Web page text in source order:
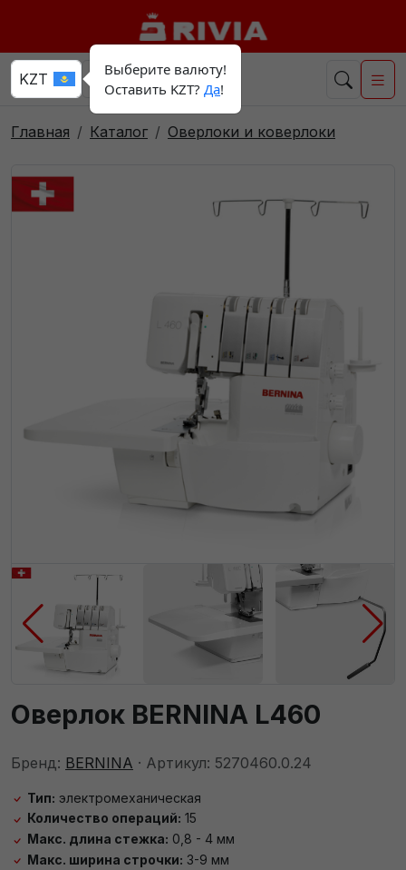
Главная Каталог Оверлоки и коверлоки
Оверлок BERNINA L460
Бренд: BERNINA · Артикул: 5270460.0.24
Тип: электромеханическая
Количество операций: 15
Макс. длина стежка: 0,8 - 4 мм
Макс. ширина строчки: 3-9 мм
Выберите валюту!
Оставить KZT? Да!